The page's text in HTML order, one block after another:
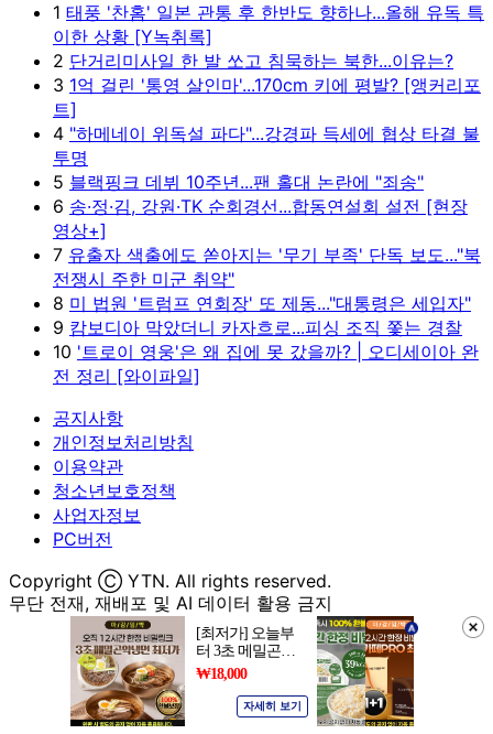
1 태풍 '찬홈' 일본 관통 후 한반도 향하나...올해 유독 특
이한 상황 [Y녹취록]
2 단거리미사일 한 발 쏘고 침묵하는 북한...이유는?
3 1억 걸린 '통영 살인마'...170cm 키에 평발? [앵커리포
트]
4 "하메네이 위독설 파다"...강경파 득세에 협상 타결 불
투명
5 블랙핑크 데뷔 10주년...팬 홀대 논란에 "죄송"
6 송·정·김, 강원·TK 순회경선...합동연설회 설전 [현장
영상+]
7 유출자 색출에도 쏟아지는 '무기 부족' 단독 보도..."북
전쟁시 주한 미군 취약"
8 미 법원 '트럼프 연회장' 또 제동..."대통령은 세입자"
9 캄보디아 막았더니 카자흐로...피싱 조직 쫓는 경찰
10 '트로이 영웅'은 왜 집에 못 갔을까? | 오디세이아 완
전 정리 [와이파일]
공지사항
개인정보처리방침
이용약관
청소년보호정책
사업자정보
PC버전
Copyright Ⓒ YTN. All rights reserved.
무단 전재, 재배포 및 AI 데이터 활용 금지